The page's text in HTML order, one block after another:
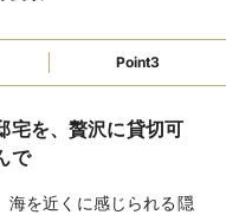
り
インターチェンジ5km圏内
コース料理
フリードリンク
バーカウンター
引き出物手配
景品手配
インスタントカメラ手配
ルカムボード手配
Point3
宅を、贅沢に貸切可
で
海を近くに感じられる隠